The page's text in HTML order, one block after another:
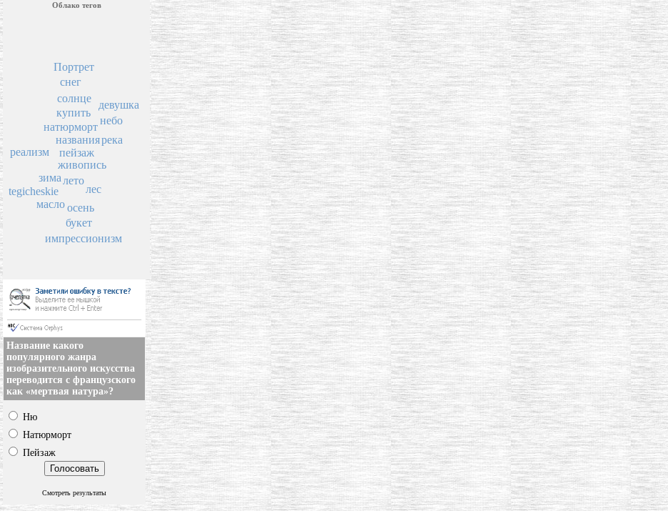
Облако тегов
пейзаж
названия
живопись
лето
натюрморт
купить
солнце
лес
зима
осень
букет
масло
река
снег
tegicheskie
реализм
небо
импрессионизм
Портрет
девушка
Название какого
популярного жанра
изобразительного искусства
переводится с французского
как «мертвая натура»?
Ню
Натюрморт
Пейзаж
Смотреть результаты